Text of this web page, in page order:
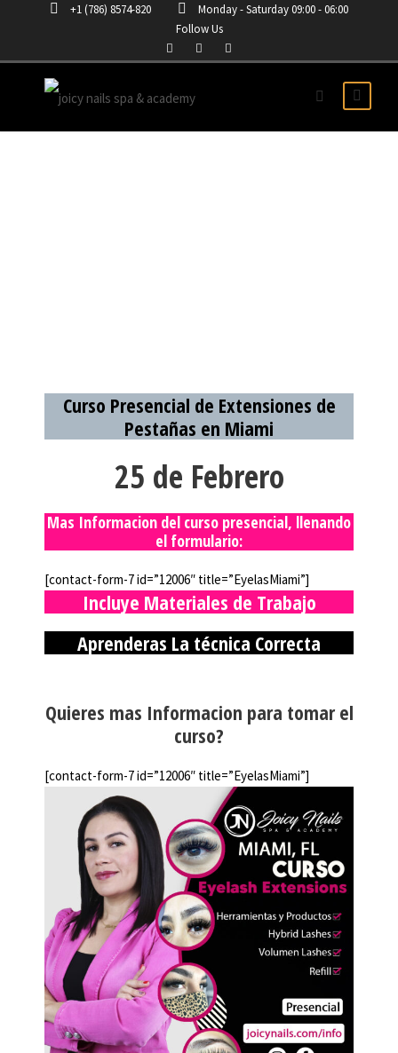
+1 (786) 8574-820
Monday - Saturday 09:00 - 06:00
Follow Us
Curso Presencial de Extensiones de
Pestañas en Miami
25 de Febrero
Mas Informacion del curso presencial, llenando
el formulario:
[contact-form-7 id=”12006″ title=”EyelasMiami”]
Incluye Materiales de Trabajo
Aprenderas La técnica Correcta
Quieres mas Informacion para tomar el
curso?
[contact-form-7 id=”12006″ title=”EyelasMiami”]